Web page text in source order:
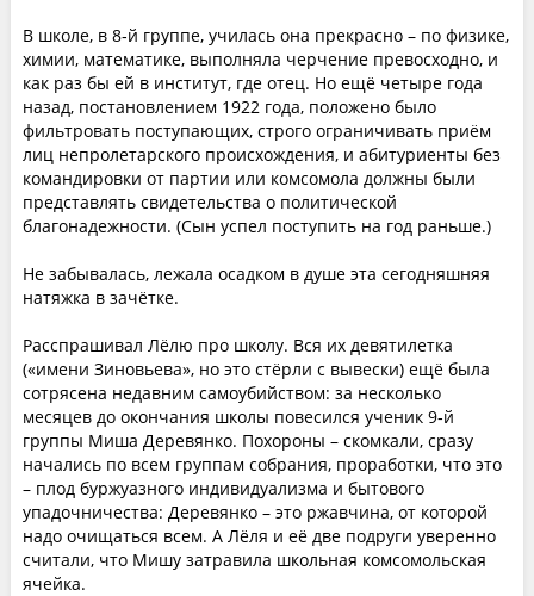
В школе, в 8‑й группе, училась она прекрасно – по физике,
химии, математике, выполняла черчение превосходно, и
как раз бы ей в институт, где отец. Но ещё четыре года
назад, постановлением 1922 года, положено было
фильтровать поступающих, строго ограничивать приём
лиц непролетарского происхождения, и абитуриенты без
командировки от партии или комсомола должны были
представлять свидетельства о политической
благонадежности. (Сын успел поступить на год раньше.)
Не забывалась, лежала осадком в душе эта сегодняшняя
натяжка в зачётке.
Расспрашивал Лёлю про школу. Вся их девятилетка
(«имени Зиновьева», но это стёрли с вывески) ещё была
сотрясена недавним самоубийством: за несколько
месяцев до окончания школы повесился ученик 9‑й
группы Миша Деревянко. Похороны – скомкали, сразу
начались по всем группам собрания, проработки, что это
– плод буржуазного индивидуализма и бытового
упадочничества: Деревянко – это ржавчина, от которой
надо очищаться всем. А Лёля и её две подруги уверенно
считали, что Мишу затравила школьная комсомольская
ячейка.